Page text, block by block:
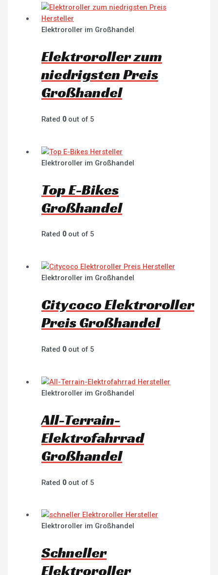
Elektroroller im Großhandel
Elektroroller zum
niedrigsten Preis
Großhandel
Rated 0out of 5
Elektroroller im Großhandel
Top E-Bikes
Großhandel
Rated 0out of 5
Elektroroller im Großhandel
Citycoco Elektroroller
Preis Großhandel
Rated 0out of 5
Elektroroller im Großhandel
All-Terrain-
Elektrofahrrad
Großhandel
Rated 0out of 5
Elektroroller im Großhandel
Schneller
Elektroroller